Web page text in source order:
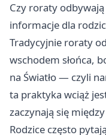
Czy roraty
informacje dla
Tradycyjnie roraty
wschodem słońca,
na Światło — czyli
ta praktyka wciąż
zaczynają się między
Rodzice często